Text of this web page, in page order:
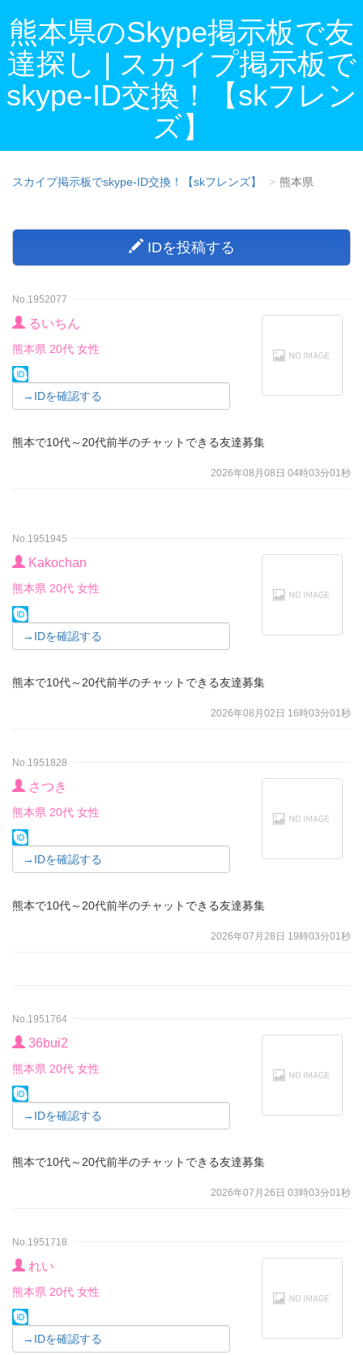
熊本県のSkype掲示板で友
達探し | スカイプ掲示板で
skype-ID交換！【skフレン
ズ】
スカイプ掲示板でskype-ID交換！【skフレンズ】 熊本県
IDを投稿する
No.1952077
るいちん
熊本県 20代 女性
→IDを確認する
熊本で10代～20代前半のチャットできる友達募集
2026年08月08日 04時03分01秒
No.1951945
Kakochan
熊本県 20代 女性
→IDを確認する
熊本で10代～20代前半のチャットできる友達募集
2026年08月02日 16時03分01秒
No.1951828
さつき
熊本県 20代 女性
→IDを確認する
熊本で10代～20代前半のチャットできる友達募集
2026年07月28日 19時03分01秒
No.1951764
36bui2
熊本県 20代 女性
→IDを確認する
熊本で10代～20代前半のチャットできる友達募集
2026年07月26日 03時03分01秒
No.1951718
れい
熊本県 20代 女性
→IDを確認する